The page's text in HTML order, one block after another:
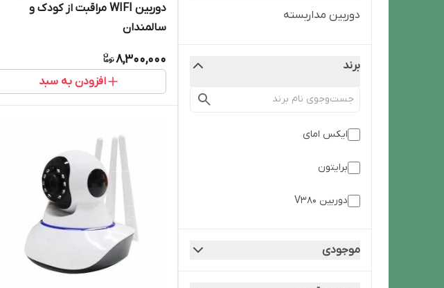
دوربین مداربسته
برند
ایکس امای
برایتون
دوربین V380
موجودی
دوربین WIFI مراقبت از کودک و
سالمندان
8,300,000
افزودن به سبد